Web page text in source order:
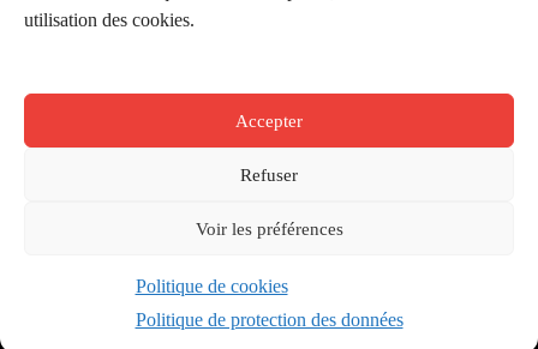
utilisation des cookies.
Accepter
Refuser
Voir les préférences
Politique de cookies
Politique de protection des données